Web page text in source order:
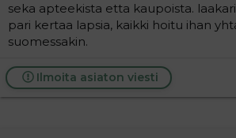
seka apteekista etta kaupoista.
pari kertaa lapsia, kaikki hoitu ihan
suomessakin.
Ilmoita asiaton viesti